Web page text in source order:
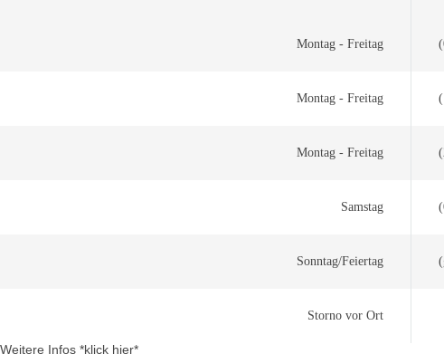
Montag - Freitag
Montag - Freitag
Montag - Freitag
Samstag
Sonntag/Feiertag
Storno vor Ort
Weitere Infos *klick hier*